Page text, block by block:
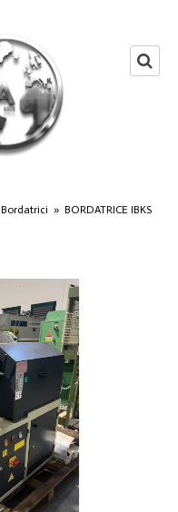
Bordatrici » BORDATRICE IBKS